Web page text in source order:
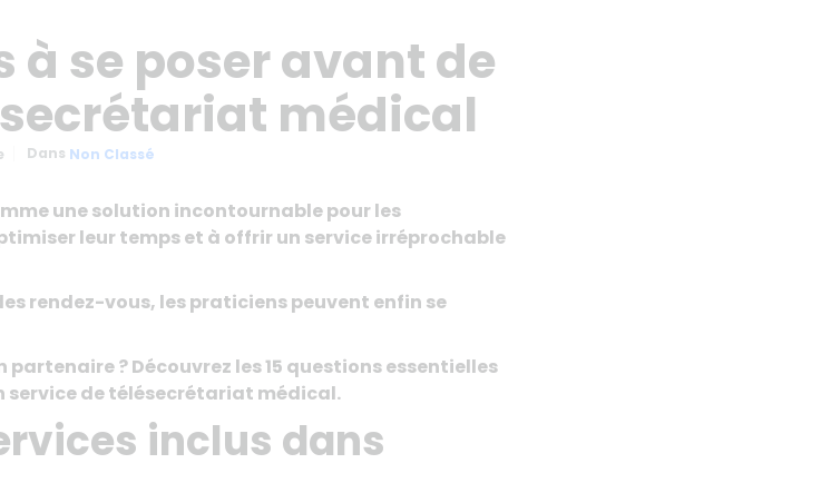
à se poser avant de
médical
Dans Non Classé
une solution incontournable pour les
leur temps et à offrir un service irréprochable
rendez-vous, les praticiens peuvent enfin se
? Découvrez les 15 questions essentielles
service de télésecrétariat médical.
inclus dans